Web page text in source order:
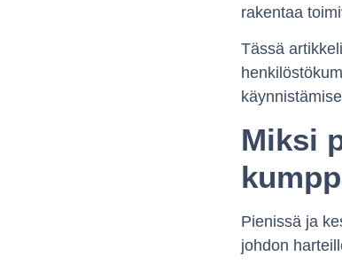
rakentaa
Tässä
Miksi
Pienissä ja
johdon